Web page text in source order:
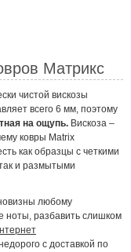
Матрикс
чистой вискозы
всего 6 мм, поэтому
на ощупь. Вискоза –
ковры Matrix
как образцы с четкими
и размытыми
любому
ноты, разбавить слишком
с доставкой по